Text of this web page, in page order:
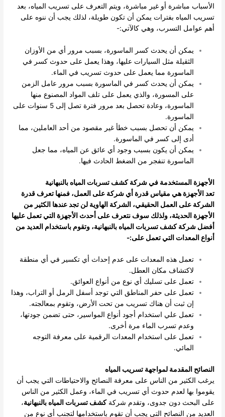
الأسباب مباشرة أو غير مباشرة، ويتم التعرف على تسريب المياه، بعد
تسريب المياه بفترات يمكن أن تكون طويلة، لذلك يجب أن ننوه على
أهم عوامل التسرب، وهي كالآتي:-
يمكن أن يحدث كسر الماسورة، بسبب مرور أي من الأوزان
الثقيلة مثل السيارات عليها، وهذا يعمل على حدوث كسر في
الماسورة مما يعمل على حدوث تسريب في الماء.
يمكن أن يحدث كسر في الماسورة بسبب مرور عامل الزمن
على المسورة، والذي يعمل على تلف المواد المصنوع منها
الماسورة، وعادة تحصل بعد مرور فترة تصل إلى 5 سنوات على
الماسورة.
يمكن أن تحصل بسبب خطأ غير مقصود من أحد العاملين، مما
أدى إلى كسر في الماسورة.
يمكن أن يكون بسبب وجود أي عائق عن المياه، مما جعل
الماسورة تنفجر من الضغط الحادث فيها.
الأجهزة المستخدمة في شركة كشف تسربات المياه بالنبهانية
تعد الأجهزة هي مقياس قدرة أي شركة على العمل، فمنها تعرف قدرة
الشركة على العمل الحقيقي، الشركة الهاوية لن تجد عندها الكثير من
الأجهزة الحديثة، ولذلك سوف نتعرف على أحدث الأجهزة التي تعمل عليها
أفضل شركة كشف تسربات المياه بالنبهانية، وتقوم باستخدام العديد من
أنواع المعدات التي تعمل على:-
تعمل هذه المعدات على عدم إحداث أي تكسير في أي منطقة
لاكتشاف مكان العطل.
تعمل على تسليك أي نوع من أنواع العوائق.
تعمل على حفر المناطق التي توجد أسفل الرمل أو التراب، وهذا
إن ثبت أن هناك تسريب من تحت الأرض، وتقوم بمعالجته.
تعمل علي استخدام أجود أنواع المواسير، حتى تضمن جودتها،
وعدم تسرب الماء مرة أخرى.
تعمل على استخدام المعدات الرقمية على معرفة التوجه
المائي.
النصائح المقدمة لمواجهة تسريب المياه
يرغب الكثير من الناس على معرفة النصائح والاحتياطات التي يجب أن
يقوموا بها لعدم حدوث أي تسريب في الماء، وعمل الكثير من الناس
على البحث دون جدوى، وتقدم شركةكشف تسربات المياه بالنبهانية،
العديد من النصائح التي يجب أن تقوم باستخدامها لتجنب أي نوع من